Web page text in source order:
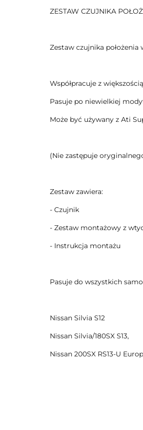
ZESTAW CZUJNIKA
Zestaw czujnika położenia
Współpracuje z
Pasuje po niewielkiej
Może być używany z Ati
(Nie zastępuje
Zestaw zawiera:
- Czujnik
- Zestaw montażowy z
- Instrukcja montażu
Pasuje do wszystkich
Nissan Silvia S12
Nissan Silvia/180SX S13,
Nissan 200SX RS13-U